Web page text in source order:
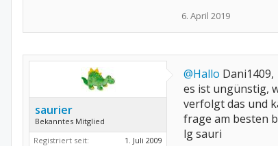
6. April 2019
saurier
Bekanntes Mitglied
Registriert seit:
1. Juli 2009
@Hallo Dani1409,
es ist ungünstig,
verfolgt das und
frage am besten
lg sauri